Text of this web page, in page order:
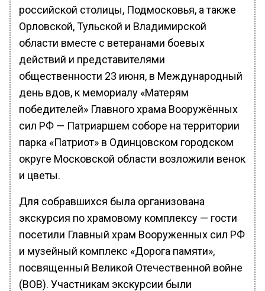
российской столицы, Подмосковья, а также
Орловской, Тульской и Владимирской
области вместе с ветеранами боевых
действий и представителями
общественности 23 июня, в Международный
день вдов, к мемориалу «Матерям
победителей» Главного храма Вооружённых
сил РФ — Патриаршем соборе на территории
парка «Патриот» в Одинцовском городском
округе Московской области возложили венок
и цветы.
Для собравшихся была организована
экскурсия по храмовому комплексу — гости
посетили Главный храм Вооруженных сил РФ
и музейный комплекс «Дорога памяти»,
посвященный Великой Отечественной войне
(ВОВ). Участникам экскурсии были